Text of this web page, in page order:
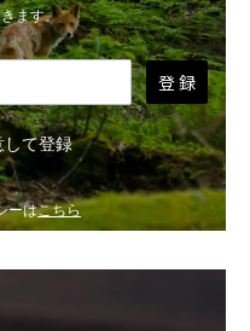
ます。
登 録
て登録
ーはこちら